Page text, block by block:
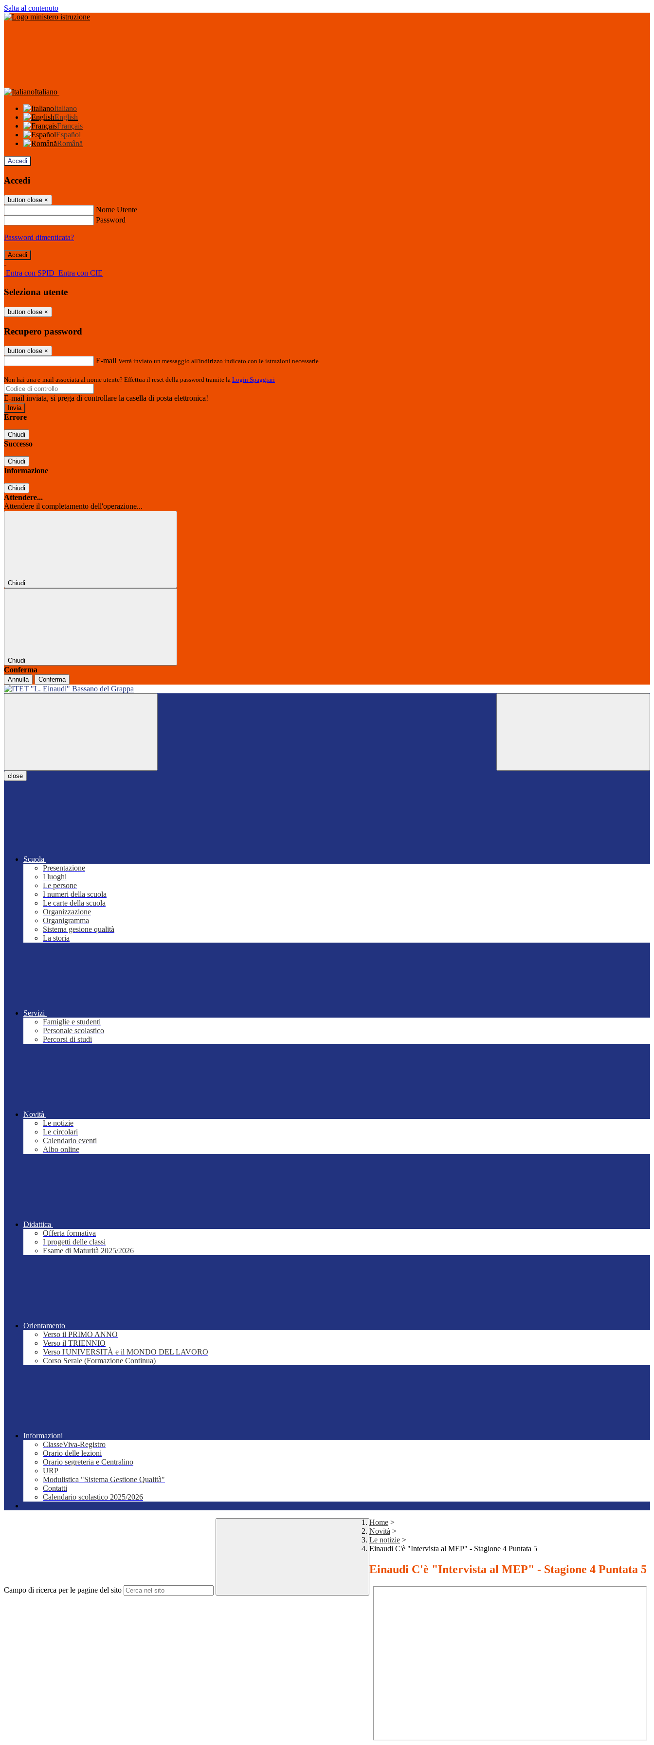
Salta al contenuto
Italiano
Italiano
English
Français
Español
Română
Accedi
Accedi
button close ×
Nome Utente
Password
Password dimenticata?
-
Entra con SPID Entra con CIE
Seleziona utente
button close ×
Recupero password
button close ×
E-mail Verrà inviato un messaggio all'indirizzo indicato con le istruzioni necessarie.
Non hai una e-mail associata al nome utente? Effettua il reset della password tramite la Login Spaggiari
E-mail inviata, si prega di controllare la casella di posta elettronica!
Errore
Chiudi
Successo
Chiudi
Informazione
Chiudi
Attendere...
Attendere il completamento dell'operazione...
Chiudi
Chiudi
Conferma
Annulla Conferma
close
Scuola
Presentazione
I luoghi
Le persone
I numeri della scuola
Le carte della scuola
Organizzazione
Organigramma
Sistema gesione qualità
La storia
Servizi
Famiglie e studenti
Personale scolastico
Percorsi di studi
Novità
Le notizie
Le circolari
Calendario eventi
Albo online
Didattica
Offerta formativa
I progetti delle classi
Esame di Maturità 2025/2026
Orientamento
Verso il PRIMO ANNO
Verso il TRIENNIO
Verso l'UNIVERSITÀ e il MONDO DEL LAVORO
Corso Serale (Formazione Continua)
Informazioni
ClasseViva-Registro
Orario delle lezioni
Orario segreteria e Centralino
URP
Modulistica "Sistema Gestione Qualità"
Contatti
Calendario scolastico 2025/2026
Campo di ricerca per le pagine del sito
Home >
Novità >
Le notizie >
Einaudi C'è "Intervista al MEP" - Stagione 4 Puntata 5
Einaudi C'è "Intervista al MEP" - Stagione 4 Puntata 5